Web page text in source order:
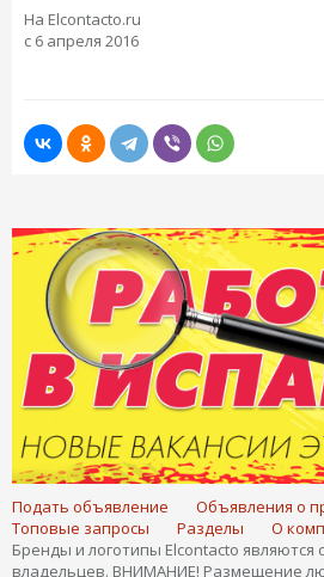
На Elcontacto.ru
с 6 апреля 2016
Подать объявление Объявления о
Топовые запросы
Разделы О
Бренды и логотипы Elcontacto являются
владельцев. ВНИМАНИЕ! Размещение